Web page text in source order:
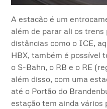
A estacão é um
além de parar ali os
distâncias como o ICE,
HBX, também é possível
o S-Bahn, o RB e o RE
além disso, com uma
até o Portão do
estação tem ainda vários